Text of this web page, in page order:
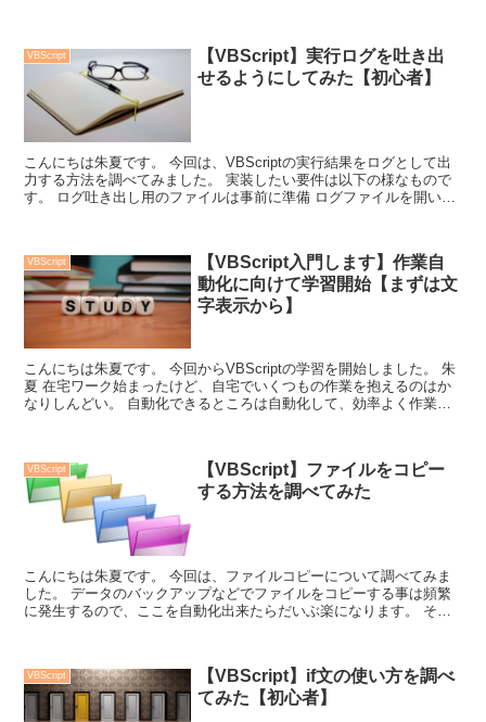
VBScript
【VBScript】実行ログを吐き出
せるようにしてみた【初心者】
こんにちは朱夏です。 今回は、VBScriptの実行結果をログとして出
力する方法を調べてみました。 実装したい要件は以下の様なもので
す。 ログ吐き出し用のファイルは事前に準備 ログファイルを開いて
VBScript
【VBScript入門します】作業自
動化に向けて学習開始【まずは文
字表示から】
こんにちは朱夏です。 今回からVBScriptの学習を開始しました。 朱
夏 在宅ワーク始まったけど、自宅でいくつもの作業を抱えるのはか
なりしんどい。 自動化できるところは自動化して、効率よく作業で
VBScript
【VBScript】ファイルをコピー
する方法を調べてみた
こんにちは朱夏です。 今回は、ファイルコピーについて調べてみま
した。 データのバックアップなどでファイルをコピーする事は頻繁
に発生するので、ここを自動化出来たらだいぶ楽になります。 それ
VBScript
【VBScript】if文の使い方を調べ
てみた【初心者】